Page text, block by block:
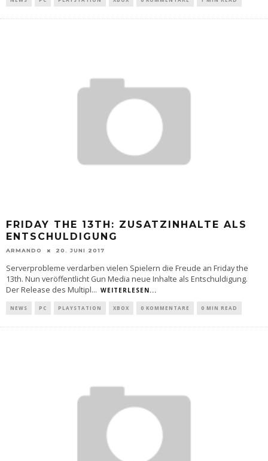
FRIDAY THE 13TH: ZUSATZINHALTE ALS
ENTSCHULDIGUNG
ARMANDO 20. JUNI 2017
Serverprobleme verdarben vielen Spielern die Freude an Friday the
13th. Nun veröffentlicht Gun Media neue Inhalte als Entschuldigung.
Der Release des Multipl... WEITERLESEN...
NEWS PC PLAYSTATION XBOX 0 KOMMENTARE 0 MIN READ